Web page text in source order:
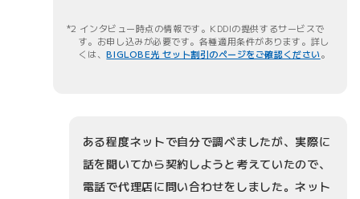
2 インタビュー時点の情報です。KDDIの提供するサービスで
す。お申し込みが必要です。各種適用条件があります。詳し
くは、BIGLOBE光 セット割引のページをご確認ください。
ある程度ネットで自分で調べましたが、実際に
話を聞いてから契約しようと考えていたので、
電話で代理店に問い合わせをしました。ネット